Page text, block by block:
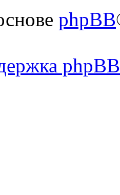
phpBB
phpBB